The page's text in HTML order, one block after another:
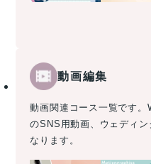
動画編集
動画関連コース一覧です
のSNS用動画、ウェディ
なります。